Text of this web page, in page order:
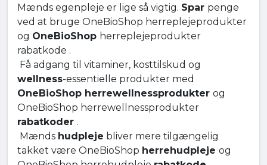
Mænds egenpleje er lige så vigtig. Spar penge
ved at bruge OneBioShop herreplejeprodukter
og OneBioShop herreplejeprodukter
rabatkode .
Få adgang til vitaminer, kosttilskud og
wellness-essentielle produkter med
OneBioShop herrewellnessprodukter og
OneBioShop herrewellnessprodukter
rabatkoder .
Mænds hudpleje bliver mere tilgængelig
takket være OneBioShop herrehudpleje og